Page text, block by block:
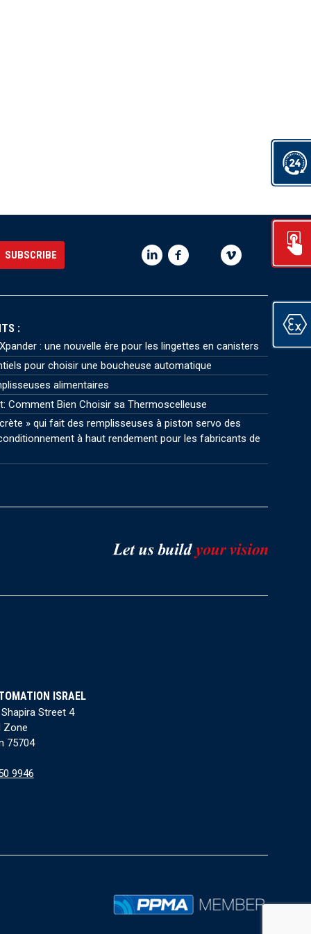
:
: une nouvelle ère pour les lingettes en canisters
pour choisir une boucheuse automatique
alimentaires
Comment Bien Choisir sa Thermoscelleuse
» qui fait des remplisseuses à piston servo des
à haut rendement pour les fabricants de
ISRAEL
Street 4
Zone
75704
9946